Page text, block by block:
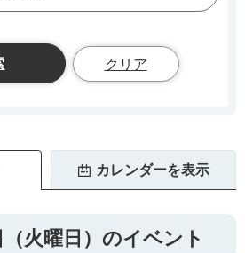
クリア
カレンダーを表示
火曜日）のイベント